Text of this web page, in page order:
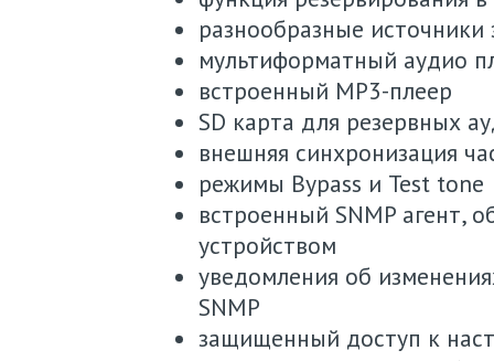
разнообразные источники
мультиформатный аудио
встроенный МР3-плеер
SD карта для резервных
внешняя синхронизация
режимы Bypass и Test tone
встроенный SNMP агент,
устройством
уведомления об
SNMP
защищенный доступ к